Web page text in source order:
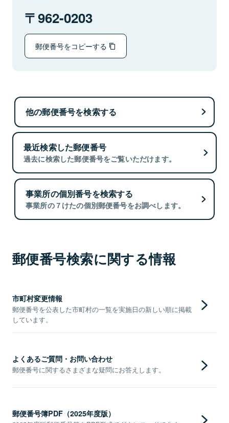
962-0203
郵便番号をコピーする
他の郵便番号を検索する
最近検索した郵便番号
過去に検索した郵便番号をご覧いただけます。
事業所の個別番号を検索する
事業所の７けたの個別郵便番号をお調べします。
郵便番号検索に関する情報
市町村変更情報
郵便番号を公表した市町村の一覧を実施日の新しい順に掲載
しています。
よくあるご質問・お問い合わせ
郵便番号に関するさまざまな疑問にお答えします。
郵便番号簿PDF（2025年度版）